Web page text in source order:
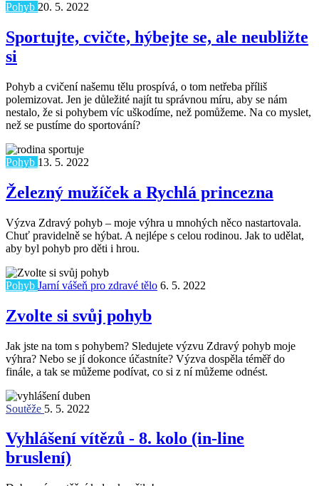
Pohyb 20. 5. 2022
Sportujte, cvičte, hýbejte se, ale neubližte
si
Pohyb a cvičení našemu tělu prospívá, o tom netřeba příliš
polemizovat. Jen je důležité najít tu správnou míru, aby se nám
nestalo, že si pohybem víc uškodíme, než pomůžeme. Na co myslet,
než se pustíme do sportování?
Pohyb 13. 5. 2022
Železný mužíček a Rychlá princezna
Výzva Zdravý pohyb – moje výhra u mnohých něco nastartovala.
Chuť pravidelně se hýbat. A nejlépe s celou rodinou. Jak to udělat,
aby byl pohyb pro děti i hrou.
Pohyb Jarní vášeň pro zdravé tělo 6. 5. 2022
Zvolte si svůj pohyb
Jak jste na tom s pohybem? Sledujete výzvu Zdravý pohyb moje
výhra? Nebo se jí dokonce účastníte? Výzva dospěla téměř do
finále, a tak se můžeme podívat, co si z ní můžeme odnést.
Soutěže 5. 5. 2022
Vyhlášení vítězů - 8. kolo (in-line
bruslení)